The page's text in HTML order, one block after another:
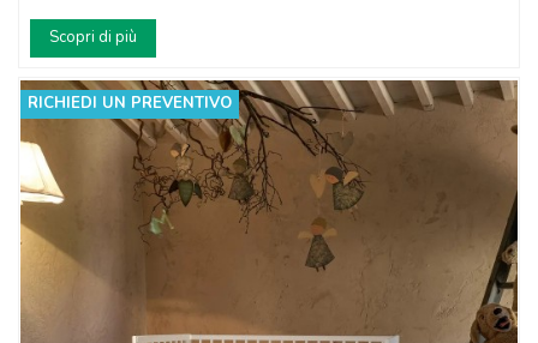
Scopri di più
RICHIEDI UN PREVENTIVO